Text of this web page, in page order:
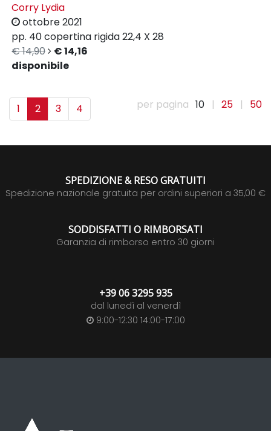
Corry Lydia
ottobre 2021
pp. 40copertina rigida22,4 X 28
€ 14,90
€ 14,16
disponibile
1 2 3 4 per pagina 10 | 25 | 50
SPEDIZIONE & RESO GRATUITI
Spedizione nazionale gratuita per ordini superiori a 35,00 €
SODDISFATTI O RIMBORSATI
Garanzia di rimborso entro 30 giorni
+39 06 3295 935
dal lunedì al venerdì
9:00-12:30 14:00-17:00